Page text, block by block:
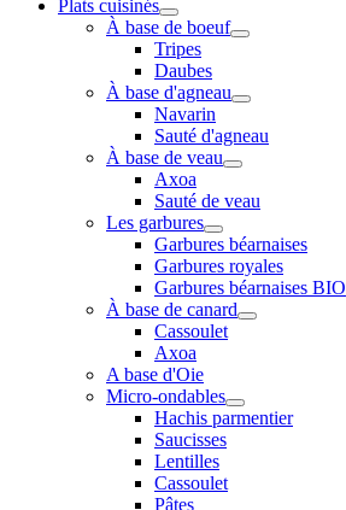
Plats cuisinés
À base de boeuf
Tripes
Daubes
À base d'agneau
Navarin
Sauté d'agneau
À base de veau
Axoa
Sauté de veau
Les garbures
Garbures béarnaises
Garbures royales
Garbures béarnaises BIO
À base de canard
Cassoulet
Axoa
A base d'Oie
Micro-ondables
Hachis parmentier
Saucisses
Lentilles
Cassoulet
Pâtes